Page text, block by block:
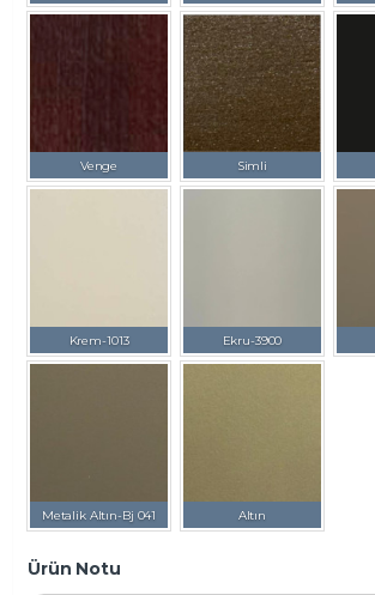
Venge Simli
Krem-1013 Ekru-3900
Metalik Altın-Bj 041 Altın
Ürün Notu